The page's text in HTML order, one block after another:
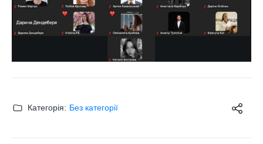
Категорія: Без категорії